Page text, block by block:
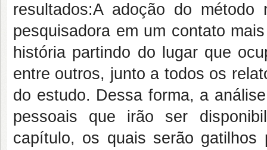
resultados:A adoção do método
pesquisadora em um contato
história partindo do lugar que
entre outros, junto a todos os
do estudo. Dessa forma, a
pessoais que irão ser
capítulo, os quais serão